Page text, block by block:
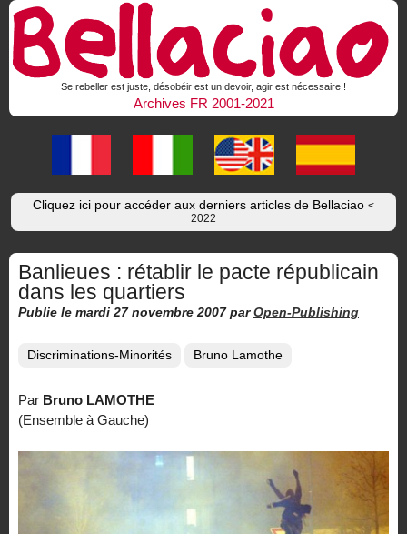
Se rebeller est juste, désobéir est un devoir, agir est nécessaire !
Archives FR 2001-2021
Cliquez ici pour accéder aux derniers articles de Bellaciao <
2022
Banlieues : rétablir le pacte républicain
dans les quartiers
Publie le mardi 27 novembre 2007par Open-Publishing
Discriminations-Minorités Bruno Lamothe
Par Bruno LAMOTHE
(Ensemble à Gauche)